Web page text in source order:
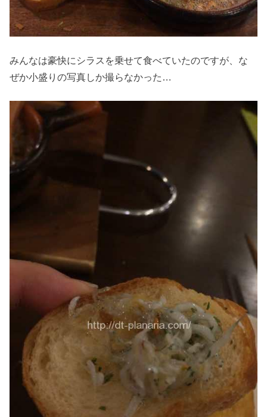
みんなは豪快にシラスを乗せて食べていたのですが、な
ぜか小盛りの写真しか撮らなかった…